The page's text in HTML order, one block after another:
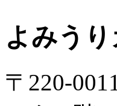
よみう
〒220-